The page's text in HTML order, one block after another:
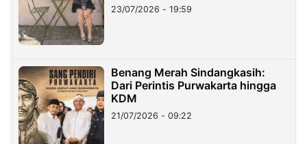
23/07/2026 - 19:59
Benang Merah Sindangkasih:
Dari Perintis Purwakarta hingga
KDM
21/07/2026 - 09:22